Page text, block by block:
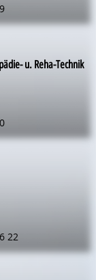
u. Reha-Technik
22